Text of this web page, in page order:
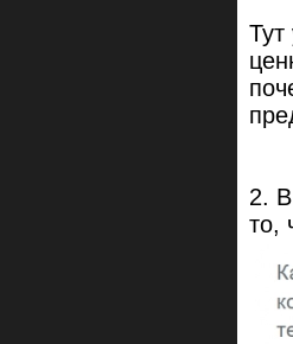
Тут
2.
то,